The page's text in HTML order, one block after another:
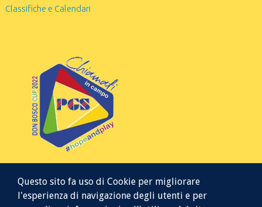
Classifiche e Calendari
Questo sito fa uso di Cookie per migliorare
l'esperienza di navigazione degli utenti e per